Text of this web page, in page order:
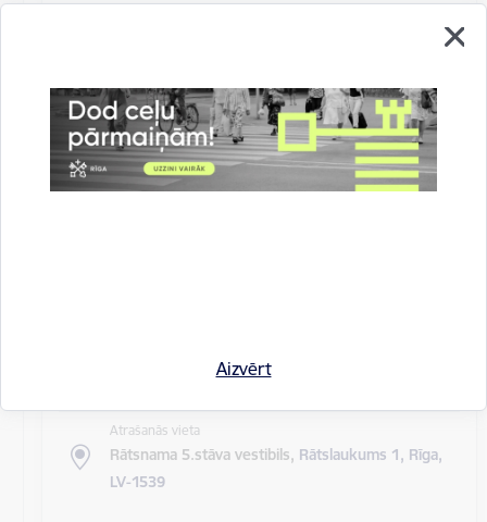
Aizvērt
Rīgas pilsētas pagaidu administrācijas
14.sēde (ārkārtas)
Sēdes darba kārtība: Grozījumi Rīgas domes 2016.
gada 19. aprīļa saistošajos noteikumos Nr. 198 "Par
Atrašanās vieta
Rātsnama 5.stāva vestibils, Rātslaukums 1, Rīga,
LV-1539